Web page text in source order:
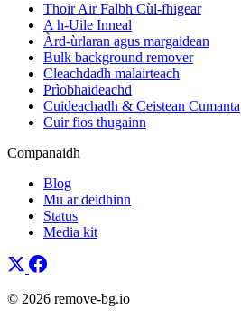
Thoir Air Falbh Cùl-fhigear
A h-Uile Inneal
Àrd-ùrlaran agus margaidean
Bulk background remover
Cleachdadh malairteach
Prìobhaideachd
Cuideachadh & Ceistean Cumanta
Cuir fios thugainn
Companaidh
Blog
Mu ar deidhinn
Status
Media kit
© 2026 remove-bg.io